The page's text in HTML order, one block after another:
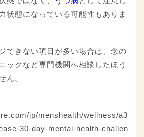
状態になっている可能性もありま
できない項目が多い場合は、念の
ックなど専門機関へ相談したほう
ん。
jp/menshealth/wellness/a3
30-day-mental-health-challen